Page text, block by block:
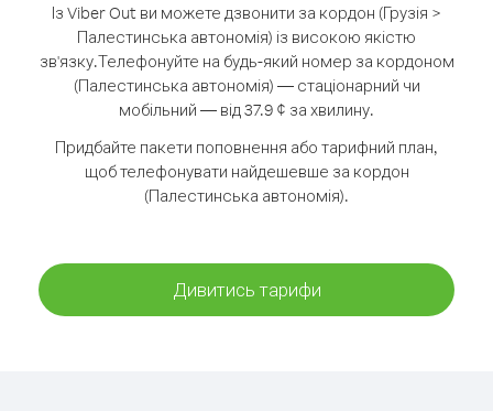
Із Viber Out ви можете дзвонити за кордон (Грузія >
Палестинська автономія) із високою якістю
зв'язку.Телефонуйте на будь-який номер за кордоном
(Палестинська автономія) — стаціонарний чи
мобільний — від 37.9 ¢ за хвилину.
Придбайте пакети поповнення або тарифний план,
щоб телефонувати найдешевше за кордон
(Палестинська автономія).
Дивитись тарифи